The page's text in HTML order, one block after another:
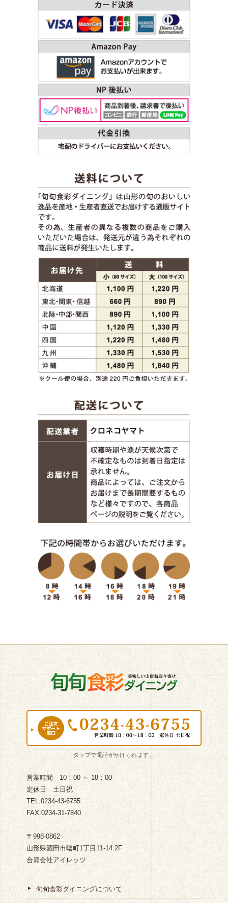
営業時間 10：00 ～ 18：00
定休日 土日祝
TEL:0234-43-6755
FAX:0234-31-7840
〒998-0862
山形県酒田市曙町1丁目11-14 2F
合資会社アイレッツ
旬旬食彩ダイニングについて